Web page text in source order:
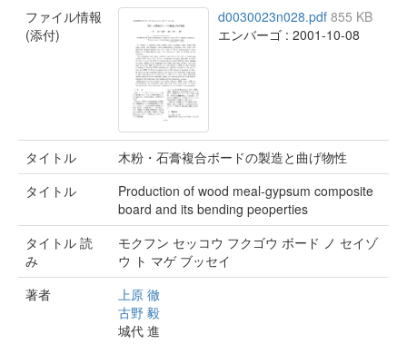
ファイル情報
(添付)
d0030023n028.pdf 855 KB
エンバーゴ : 2001-10-08
タイトル
木粉・石膏複合ボードの製造と曲げ物性
タイトル
Production of wood meal-gypsum composite
board and its bending peoperties
タイトル 読
み
モクフン セッコウ フクゴウ ボード ノ セイゾ
ウ ト マゲ ブッセイ
著者
上原 徹
古野 毅
城代 進